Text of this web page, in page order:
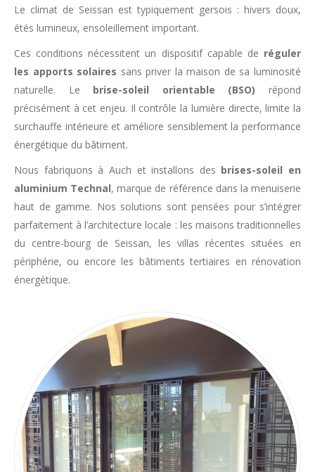
Le climat de Seissan est typiquement gersois : hivers doux,
étés lumineux, ensoleillement important.
Ces conditions nécessitent un dispositif capable de réguler
les apports solaires sans priver la maison de sa luminosité
naturelle. Le brise-soleil orientable (BSO) répond
précisément à cet enjeu. Il contrôle la lumière directe, limite la
surchauffe intérieure et améliore sensiblement la performance
énergétique du bâtiment.
Nous fabriquons à Auch et installons des brises-soleil en
aluminium Technal, marque de référence dans la menuiserie
haut de gamme. Nos solutions sont pensées pour s’intégrer
parfaitement à l’architecture locale : les maisons traditionnelles
du centre-bourg de Seissan, les villas récentes situées en
périphérie, ou encore les bâtiments tertiaires en rénovation
énergétique.